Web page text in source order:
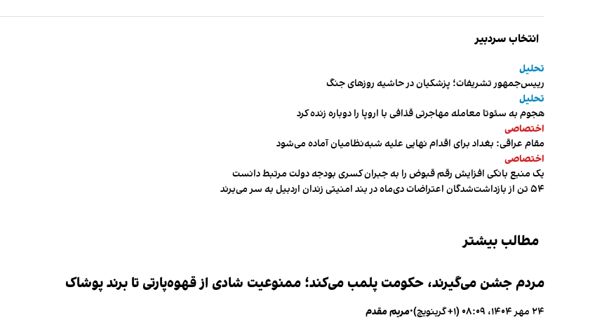
انتخاب سردبیر
تحلیل
رییس‌جمهور تشریفات؛ پزشکیان در حاشیه روزهای جنگ
تحلیل
هجوم به سئوتا معامله مهاجرتی قذافی با اروپا را دوباره زنده کرد
اختصاصی
مقام عراقی: بغداد برای اقدام نهایی علیه شبه‌نظامیان آماده می‌شود
اختصاصی
یک منبع بانکی افزایش رقم قبوض را به جبران کسری بودجه دولت مرتبط دانست
۵۴ تن از بازداشت‌شدگان اعتراضات دی‌ماه در بند امنیتی زندان اردبیل به سر می‌برند
مطالب بیشتر
مردم جشن می‌گیرند، حکومت پلمب می‌کند؛ ممنوعیت شادی از قهوه‌پارتی تا برند پوشاک
۲۴ مهر ۱۴۰۴، ۰۸:۰۹ (‎+۱ گرینویچ) •مریم مقدم